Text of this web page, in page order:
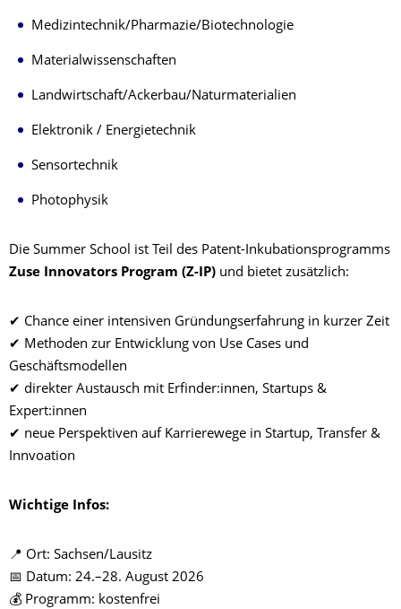
Medizintechnik/Pharmazie/Biotechnologie
Materialwissenschaften
Landwirtschaft/Ackerbau/Naturmaterialien
Elektronik / Energietechnik
Sensortechnik
Photophysik
Die Summer School ist Teil des Patent-Inkubationsprogramms
Zuse Innovators Program (Z-IP) und bietet zusätzlich:
✔ Chance einer intensiven Gründungserfahrung in kurzer Zeit
✔ Methoden zur Entwicklung von Use Cases und
Geschäftsmodellen
✔ direkter Austausch mit Erfinder:innen, Startups &
Expert:innen
✔ neue Perspektiven auf Karrierewege in Startup, Transfer &
Innvoation
Wichtige Infos:
📍 Ort: Sachsen/Lausitz
📅 Datum: 24.–28. August 2026
💰 Programm: kostenfrei